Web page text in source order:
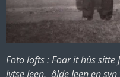
Foto lofts : Foar it hûs sitte
lytse Jeen, âlde Jeen en